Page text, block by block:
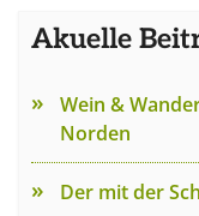
Akuelle
Wein &
Norden
Der mit der